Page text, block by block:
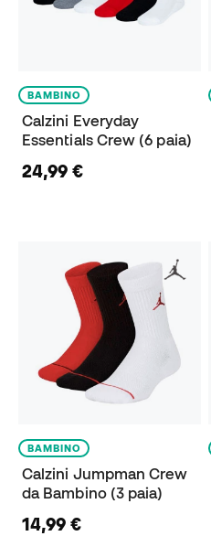
BAMBINO
Calzini Everyday
Essentials Crew (6 paia)
24,99 €
BAMBINO
Calzini Jumpman Crew
da Bambino (3 paia)
14,99 €